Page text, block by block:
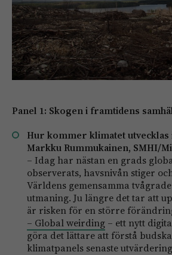
Panel 1: Skogen i framtidens
Hur kommer klimatet utvecklas
Markku Rummukainen, SMHI/
– Idag har nästan en grads
observerats, havsnivån stiger
Världens gemensamma
utmaning. Ju längre det tar att
är risken för en större
– Global weirding – ett nytt
göra det lättare att förstå
klimatpanels senaste utvärdering